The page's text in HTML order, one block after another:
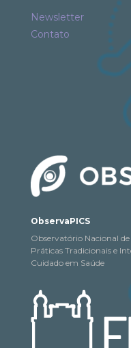
Newsletter
Contato
ObservaPICS
Observatório Nacional de
Práticas Tradicionais e
Cuidado em Saúde